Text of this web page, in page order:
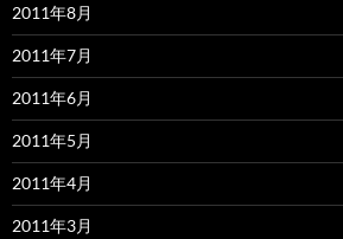
2011年8月
2011年7月
2011年6月
2011年5月
2011年4月
2011年3月